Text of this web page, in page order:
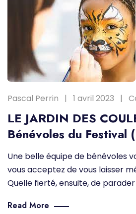
Pascal Perrin 1 avril 2023
LE JARDIN DES
Bénévoles du Festival
Une belle équipe de bénévoles
vous acceptez de vous laisser
Quelle fierté, ensuite, de
Read More